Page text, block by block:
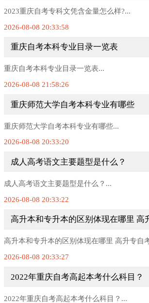
2023重庆自考专科文凭含金量怎么样?...
2026-08-08 20:33:58
重庆自考本科专业目录一览表
重庆自考本科专业目录一览表...
2026-08-08 21:58:26
重庆师范大学自考本科专业有哪些
重庆师范大学自考本科专业有哪些...
2026-08-08 20:33:20
成人高考语文主要题型是什么？
成人高考语文主要题型是什么？...
2026-08-08 20:33:22
高升本和专升本的区别体现在哪里 高升专自
2026-08-08 20:33:27
2022年重庆自考高起本考什么科目？
2022年重庆自考高起本考什么科目？...